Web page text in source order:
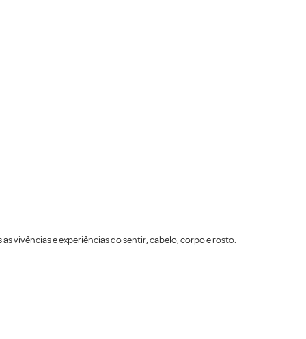
vivências e experiências do sentir, cabelo, corpo e rosto.